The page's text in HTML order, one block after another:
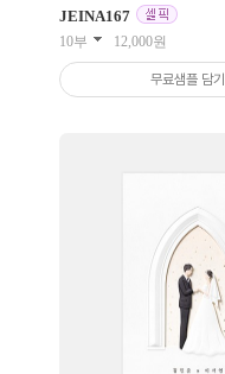
JEINA167
10부 12,000원
무료샘플 담기